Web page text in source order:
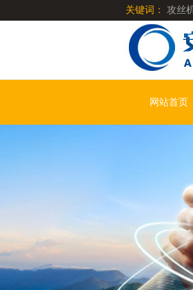
关键词： 攻丝
网站首页